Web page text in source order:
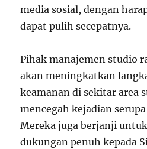
media sosial, dengan
dapat pulih secepatnya.
Pihak manajemen studio
akan meningkatkan
keamanan di sekitar area
mencegah kejadian
Mereka juga berjanji
dukungan penuh kepada